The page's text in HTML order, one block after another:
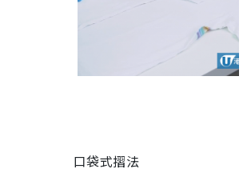
口袋式摺法